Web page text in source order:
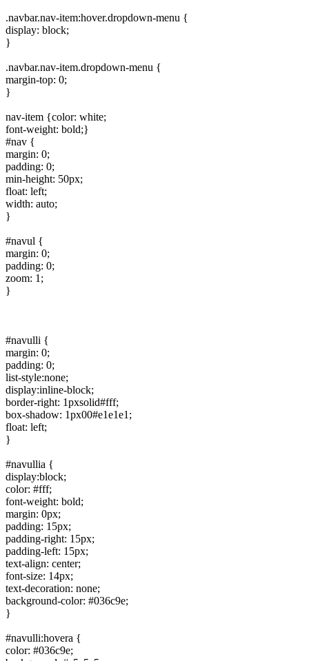
.navbar.nav-item:hover.dropdown-menu {
display: block;
}
.navbar.nav-item.dropdown-menu {
margin-top: 0;
}
nav-item {color: white;
font-weight: bold;}
#nav {
margin: 0;
padding: 0;
min-height: 50px;
float: left;
width: auto;
}
#navul {
margin: 0;
padding: 0;
zoom: 1;
}
#navulli {
margin: 0;
padding: 0;
list-style:none;
display:inline-block;
border-right: 1pxsolid#fff;
box-shadow: 1px00#e1e1e1;
float: left;
}
#navullia {
display:block;
color: #fff;
font-weight: bold;
margin: 0px;
padding: 15px;
padding-right: 15px;
padding-left: 15px;
text-align: center;
font-size: 14px;
text-decoration: none;
background-color: #036c9e;
}
#navulli:hovera {
color: #036c9e;